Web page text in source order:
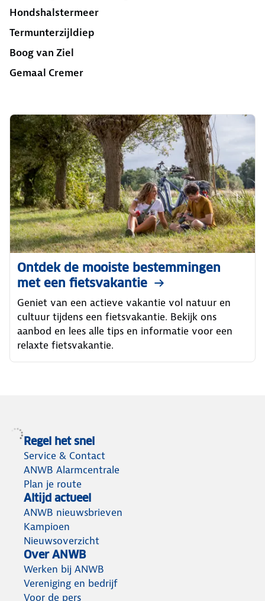
Hondshalstermeer
Termunterzijldiep
Boog van Ziel
Gemaal Cremer
Ontdek de mooiste bestemmingen
met een fietsvakantie
Geniet van een actieve vakantie vol natuur en
cultuur tijdens een fietsvakantie. Bekijk ons
aanbod en lees alle tips en informatie voor een
relaxte fietsvakantie.
Regel het snel
Service & Contact
ANWB Alarmcentrale
Plan je route
Altijd actueel
ANWB nieuwsbrieven
Kampioen
Nieuwsoverzicht
Over ANWB
Werken bij ANWB
Vereniging en bedrijf
Voor de pers